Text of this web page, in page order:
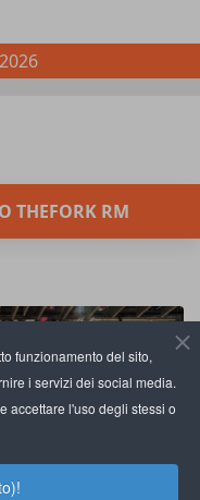
funzionamento del sito,
i servizi dei social media.
accettare l'uso degli stessi o
THEFORK RM